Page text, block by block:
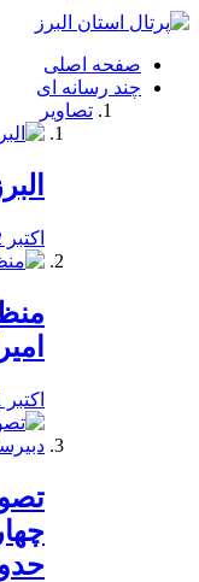
فصد
شرق
تهران
خشکشویی
صفحه اصلی
چند رسانه ای
تصاویر
اکتبر 22, 2019
اکتبر 21, 2019
حدود